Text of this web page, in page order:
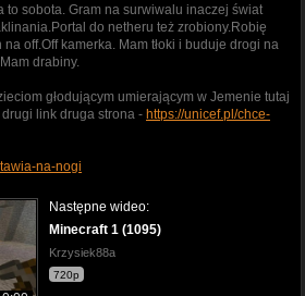
to sobota. Gram na surwiwalu inaczej świat
do netheru też zrobiony.Robię
off.Off kamerka. Mam tłoki i buduje drogi na
drabiny.
głodującym umierającym w Jemenie tutaj
drugi link druga strona - https://unicef.pl/chce-
na-nogi
Następne wideo:
Minecraft 1 (1095)
Krzysiek88a
720p